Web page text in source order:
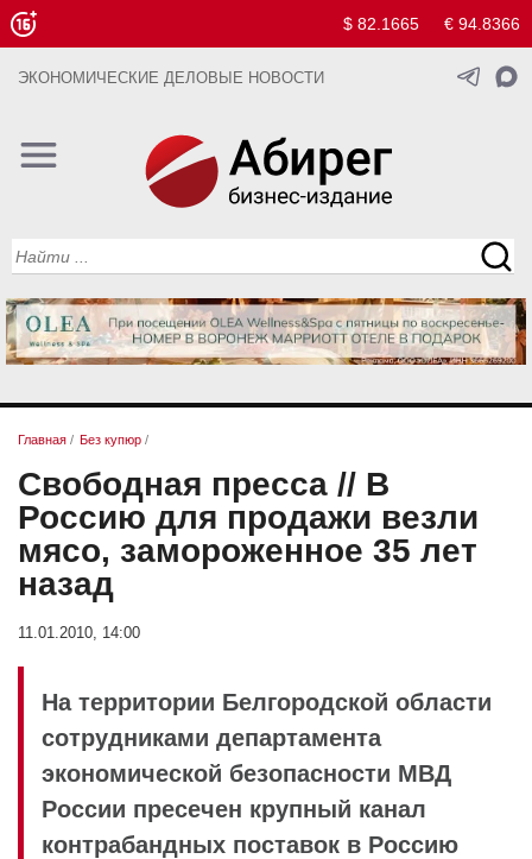
$ 82.1665 € 94.8366
ЭКОНОМИЧЕСКИЕ ДЕЛОВЫЕ НОВОСТИ
Главная / Без купюр /
Свободная пресса // В
Россию для продажи везли
мясо, замороженное 35 лет
назад
11.01.2010, 14:00
На территории Белгородской области
сотрудниками департамента
экономической безопасности МВД
России пресечен крупный канал
контрабандных поставок в Россию